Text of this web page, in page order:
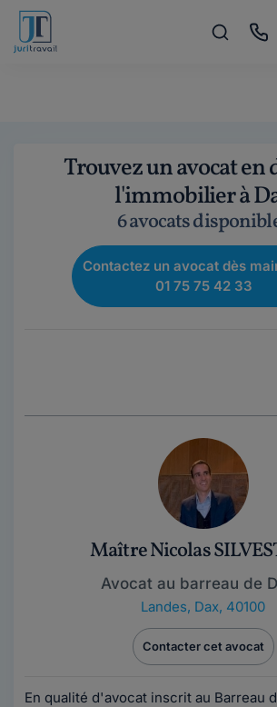
Trouvez un avocat en
l'immobilier à
6 avocats
Contactez un avocat dès
01 75 75 42 33
Maître Nicolas
Avocat au barreau de
Landes, Dax, 40100
Contacter cet avocat
En qualité d'avocat inscrit au Barreau